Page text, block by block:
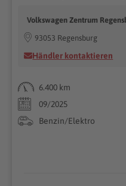
Volkswagen Zentrum
93053 Regensburg
Händler kontaktieren
6.400 km
09/2025
Benzin/Elektro